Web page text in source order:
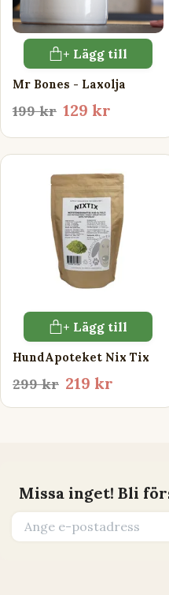
+ Lägg till
Mr Bones - Laxolja
199 kr 129 kr
+ Lägg till
HundApoteket Nix Tix
299 kr 219 kr
Missa inget! Bli